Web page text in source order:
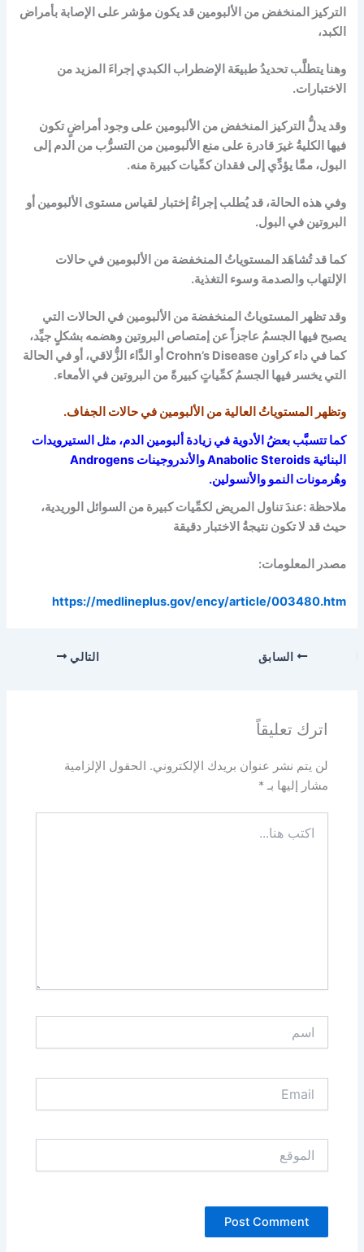
التركيز المنخفض من الألبومين قد يكون مؤشر على الإصابة بأمراض
الكبد،
وهنا يتطلَّب تحديدُ طبيعَة الإضطراب الكبدي إجراءَ المزيد من
الاختبارات.
وقد يدلُّ التركيز المنخفض من الألبومين على وجود أمراضٍ تكون
فيها الكليةُ غيرَ قادرة على منع الألبومين من التسرُّب من الدم إلى
البول، ممَّا يؤدِّي إلى فقدان كمِّيات كبيرة منه.
وفي هذه الحالة، قد يُطلب إجراءُ إختبار لقياس مستوى الألبومين أو
البروتين في البول.
كما قد تُشاهَد المستوياتُ المنخفضة من الألبومين في حالات
الإلتهاب والصدمة وسوء التغذية.
وقد تظهر المستوياتُ المنخفضة من الألبومين في الحالات التي
يصبح فيها الجسمُ عاجزاً عن إمتصاص البروتين وهضمه بشكلٍ جيِّد،
كما في داء كراون Crohn’s Disease أو الدَّاء الزُّلاقي، أو في الحالة
التي يخسر فيها الجسمُ كمِّياتٍ كبيرةً من البروتين في الأمعاء.
وتظهر المستوياتُ العالية من الألبومين في حالات الجفاف.
كما تتسبَّب بعضُ الأدوية في زيادة ألبومين الدم، مثل الستيرويدات
البنائيةAnabolic SteroidsوالأندروجيناتAndrogens
وهُرمونات النمو والأنسولين.
ملاحظة :عندَ تناول المريض لكمِّيات كبيرة من السوائل الوريدية،
حيث قد لا تكون نتيجةُ الاختبار دقيقة
مصدر المعلومات:
https://medlineplus.gov/ency/article/003480.htm
السابق التالي
اترك تعليقاً
لن يتم نشر عنوان بريدك الإلكتروني. الحقول الإلزامية
مشار إليها بـ*
هنا...